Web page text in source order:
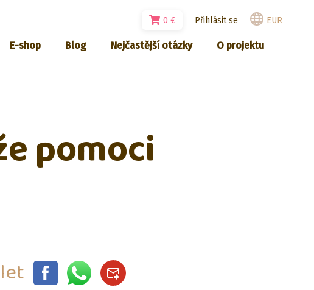
E-shop Blog Nejčastější otázky O projektu
0 € Přihlásit se EUR
pomoci